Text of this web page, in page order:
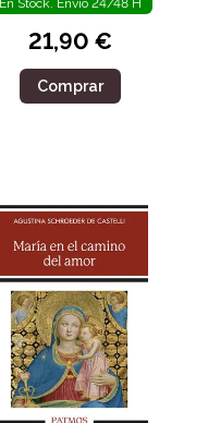
En Stock. Envío 24/48 H
21,90 €
Comprar